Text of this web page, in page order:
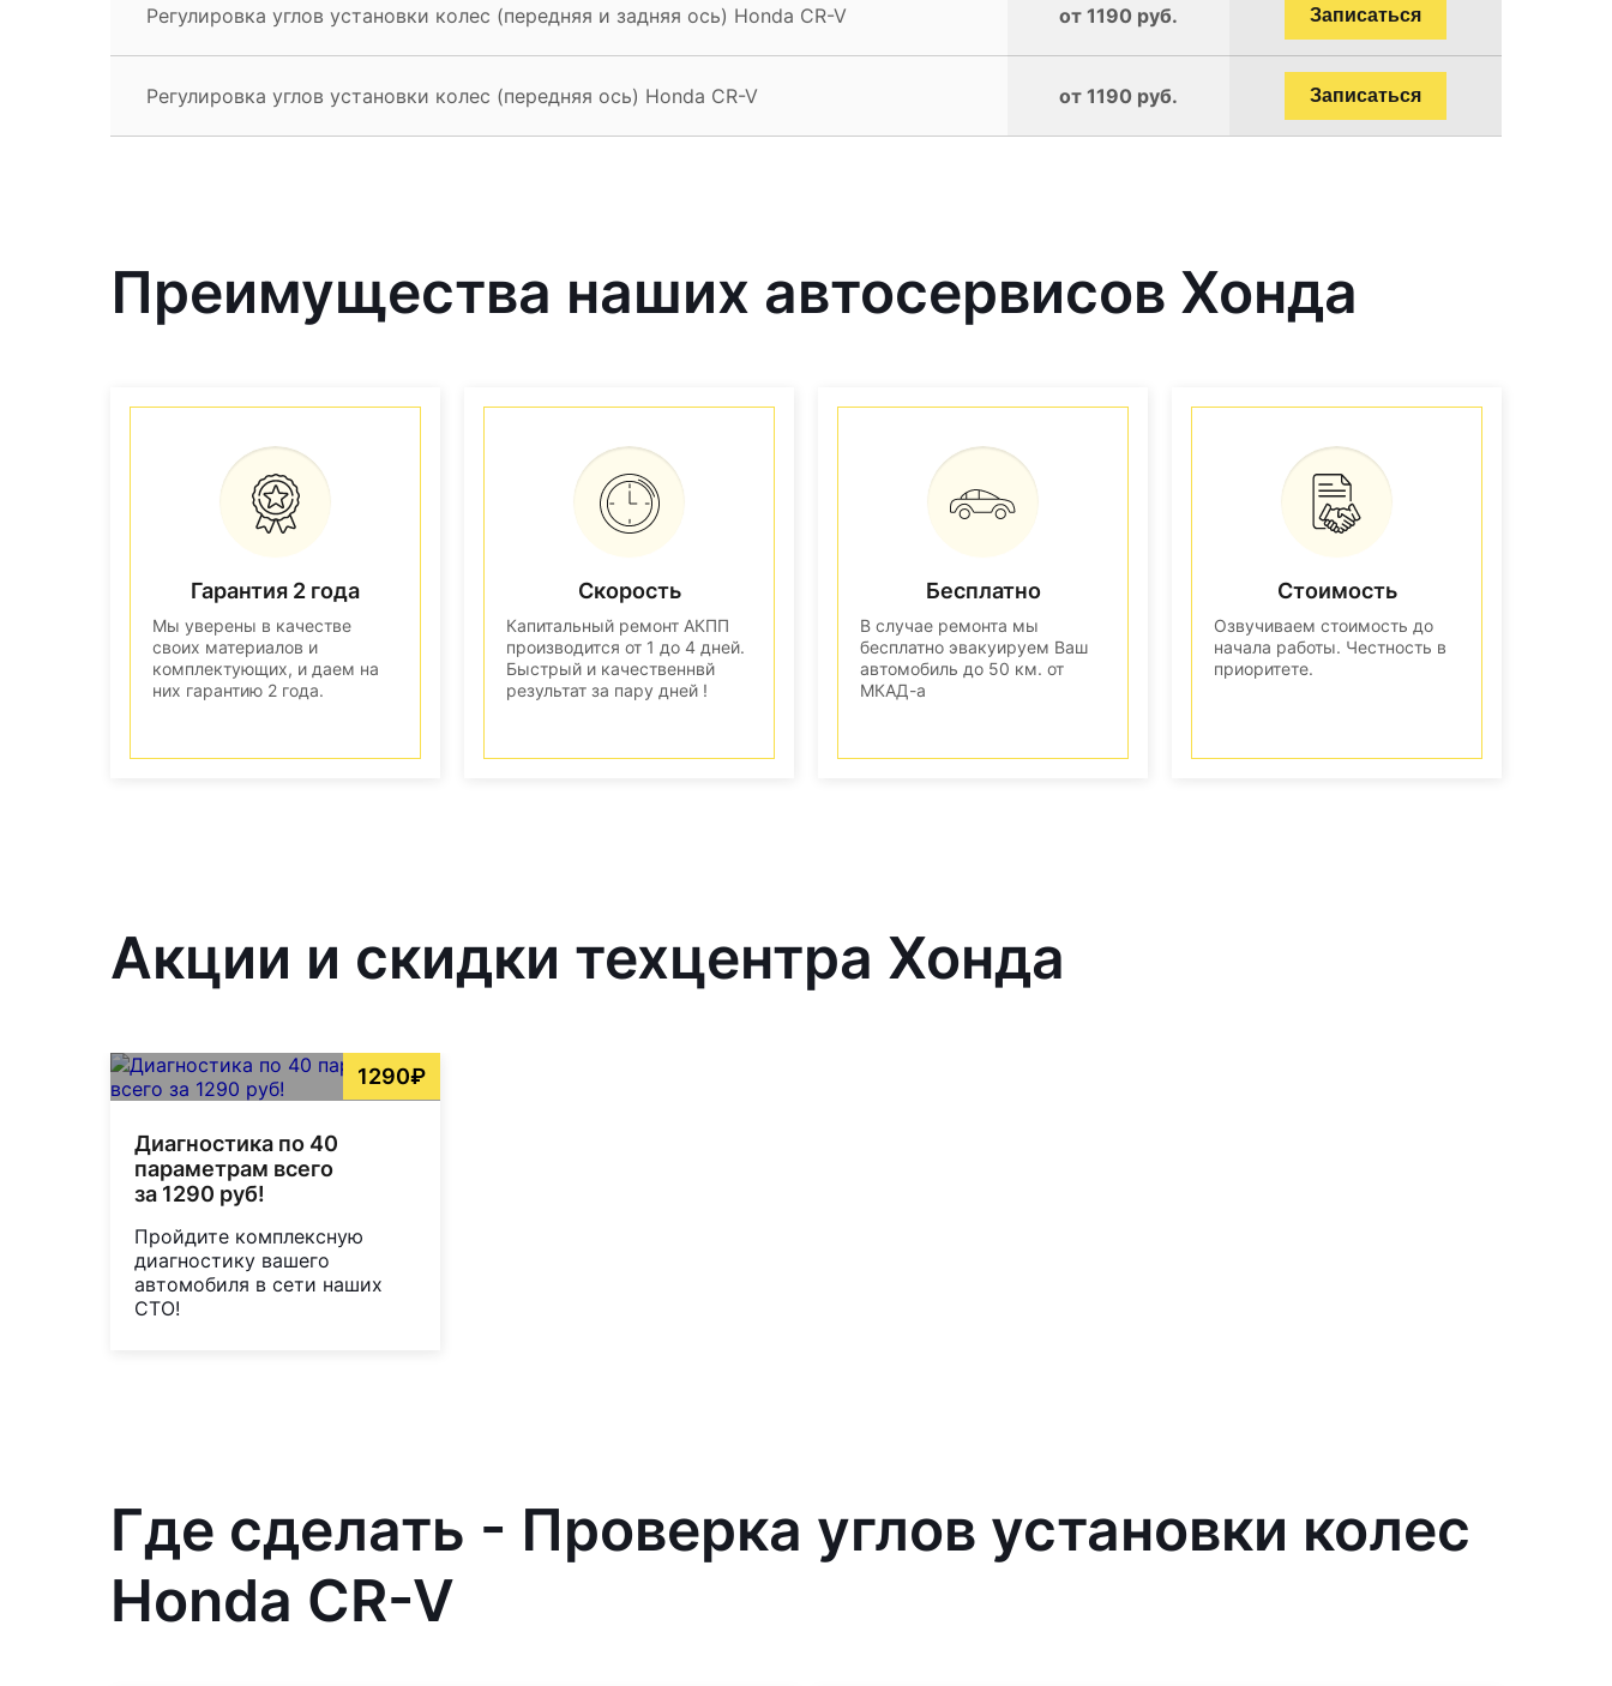
Регулировка углов установки колес (передняя и задняя ось) Honda CR-V от 1190 руб. Записаться
Регулировка углов установки колес (передняя ось) Honda CR-V от 1190 руб. Записаться
Преимущества наших автосервисов Хонда
Гарантия 2 года
Мы уверены в качестве
своих материалов и
комплектующих, и даем на
них гарантию 2 года.
Скорость
Капитальный ремонт АКПП
производится от 1 до 4 дней.
Быстрый и качественнвй
результат за пару дней !
Бесплатно
В случае ремонта мы
бесплатно эвакуируем Ваш
автомобиль до 50 км. от
МКАД-а
Стоимость
Озвучиваем стоимость до
начала работы. Честность в
приоритете.
Акции и скидки техцентра Хонда
1290₽
Диагностика по 40
параметрам всего
за 1290 руб!
Пройдите комплексную
диагностику вашего
автомобиля в сети наших
СТО!
Где сделать - Проверка углов установки колес
Honda CR-V